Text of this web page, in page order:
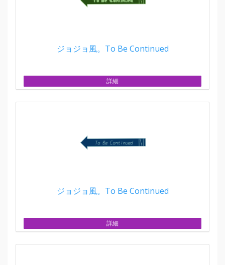
ジョジョ風。To Be Continued
詳細
ジョジョ風。To Be Continued
詳細